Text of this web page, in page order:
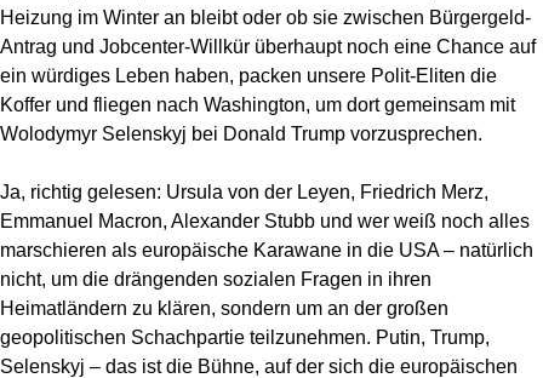
Heizung im Winter an bleibt oder ob sie zwischen Bürgergeld-
Antrag und Jobcenter-Willkür überhaupt noch eine Chance auf
ein würdiges Leben haben, packen unsere Polit-Eliten die
Koffer und fliegen nach Washington, um dort gemeinsam mit
Wolodymyr Selenskyj bei Donald Trump vorzusprechen.
Ja, richtig gelesen: Ursula von der Leyen, Friedrich Merz,
Emmanuel Macron, Alexander Stubb und wer weiß noch alles
marschieren als europäische Karawane in die USA – natürlich
nicht, um die drängenden sozialen Fragen in ihren
Heimatländern zu klären, sondern um an der großen
geopolitischen Schachpartie teilzunehmen. Putin, Trump,
Selenskyj – das ist die Bühne, auf der sich die europäischen